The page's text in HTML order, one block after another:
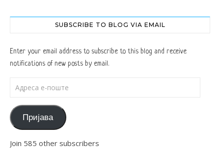
SUBSCRIBE TO BLOG VIA EMAIL
Enter your email address to subscribe to this blog and receive
notifications of new posts by email.
Пријава
Join 585 other subscribers